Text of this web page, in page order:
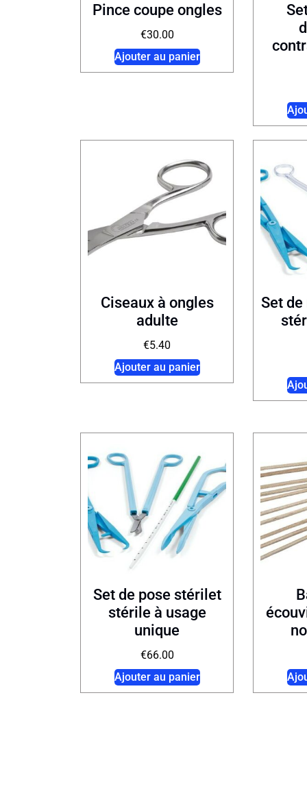
Pince coupe ongles
€30.00
Ajouter au panier
Ciseaux à ongles
adulte
€5.40
Ajouter au panier
Set
Set de pose stérilet
stérile à usage
unique
€66.00
Ajouter au panier